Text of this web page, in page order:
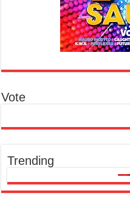
Vote
Trending